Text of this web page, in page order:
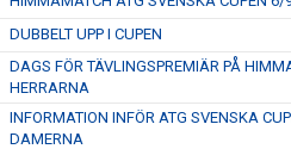
DUBBELT UPP I CUPEN
DAGS FÖR TÄVLINGSPREMIÄR PÅ
HERRARNA
INFORMATION INFÖR ATG SVENSKA
DAMERNA